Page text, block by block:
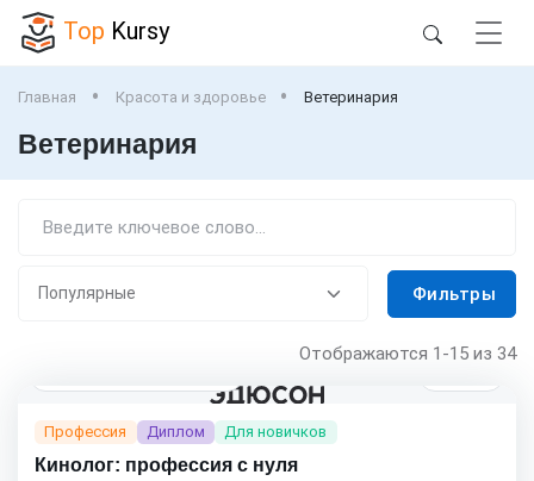
Top Kursy
Главная Красота и здоровье Ветеринария
Ветеринария
Фильтры
Отображаются 1-15 из 34
Профессия Диплом Для новичков
Кинолог: профессия с нуля